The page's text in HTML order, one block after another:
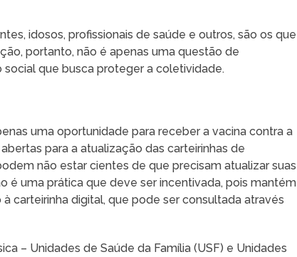
idosos, profissionais de saúde e outros, são os que
portanto, não é apenas uma questão de
que busca proteger a coletividade.
uma oportunidade para receber a vacina contra a
para a atualização das carteirinhas de
não estar cientes de que precisam atualizar suas
é uma prática que deve ser incentivada, pois mantém
carteirinha digital, que pode ser consultada através
– Unidades de Saúde da Família (USF) e Unidades